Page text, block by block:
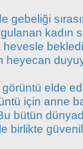
gebeliği
kadın
hevesle
heyecan
elde
için anne
bütün
birlikte